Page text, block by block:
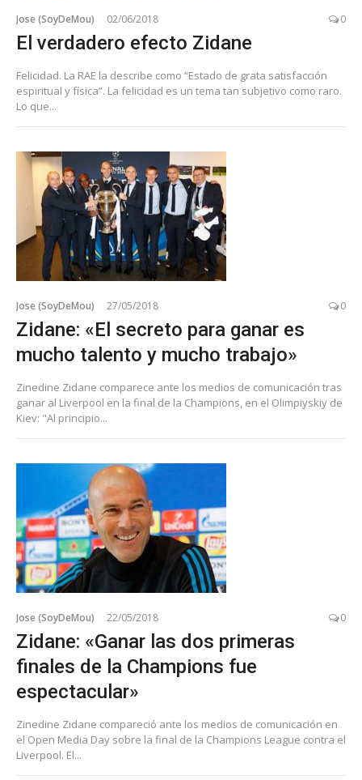
Jose (SoyDeMou) 02/06/2018 0
El verdadero efecto Zidane
Felicidad. La RAE la describe como “Estado de grata satisfacción
espiritual y física”. La felicidad es un tema tan subjetivo como raro.
Lo que...
Jose (SoyDeMou) 27/05/2018 0
Zidane: «El secreto para ganar es
mucho talento y mucho trabajo»
Zinedine Zidane comparece ante los medios de comunicación tras
ganar al Liverpool en la final de la Champions, en el Olimpiyskiy de
Kiev: "Al principio...
Jose (SoyDeMou) 22/05/2018 0
Zidane: «Ganar las dos primeras
finales de la Champions fue
espectacular»
Zinedine Zidane compareció ante los medios de comunicación en
el Open Media Day sobre la final de la Champions League contra el
Liverpool. El...